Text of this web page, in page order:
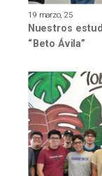
19 marzo, 25
Nuestros
“Beto Ávila”